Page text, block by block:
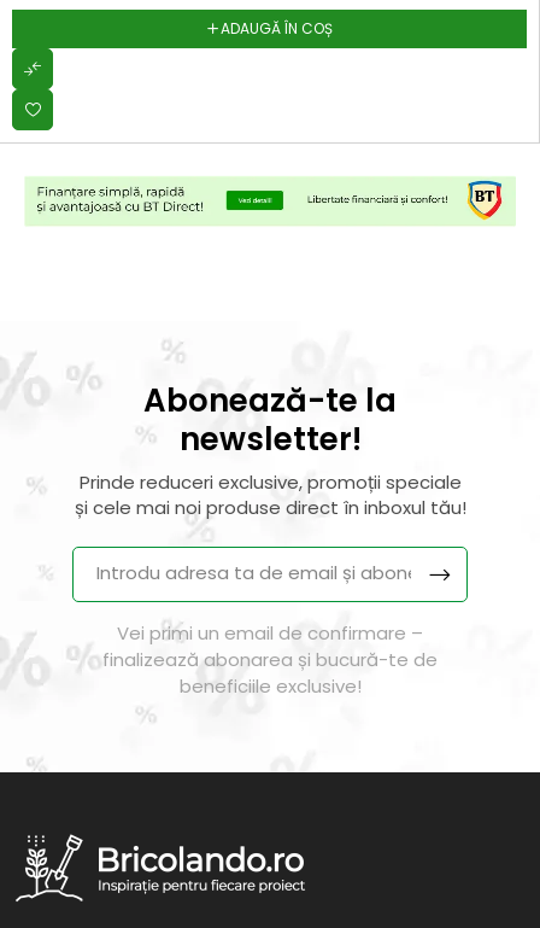
ADAUGĂ ÎN COȘ
Abonează-te la
newsletter!
Prinde reduceri exclusive, promoții speciale
și cele mai noi produse direct în inboxul tău!
Vei primi un email de confirmare –
finalizează abonarea și bucură-te de
beneficiile exclusive!